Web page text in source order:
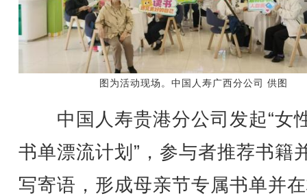
图为活动现场。中国人寿广西分公司 供图
中国人寿贵港分公司发起“女
书单漂流计划”，参与者推荐书籍
写寄语，形成母亲节专属书单并